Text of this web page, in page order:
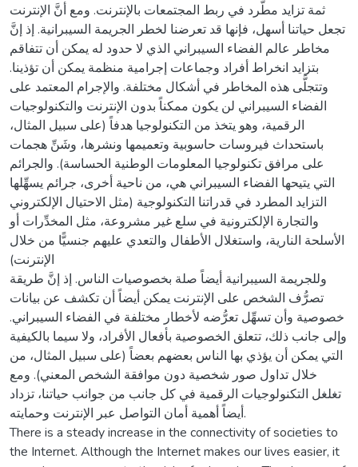
ثمة تزايد مطَّرد في ربط المجتمعات بالإنترنت. ومع أنَّ الإنترنت
تجعل حياتنا أسهل، فإنها قد تعرضنا لخطر الجريمة السيبرانية. إذ إنَّ
مخاطر عالم الفضاء السيبراني الذي لا حدود له يمكن أن تتفاقم
بتزايد انخراط أفراد وجماعات إجرامية منظمة يمكن أن تؤذينا.
وتتجلَّى هذه المخاطر في أشكال مختلفة. والإجرام المعتمد على
الفضاء السيبراني لن يكون ممكناً بدون الإنترنت والتكنولوجيات
الرقمية، وهو يتخذ من التكنولوجيا هدفاً (على سبيل المثال،
باستحداث فيروسات حاسوبية وتعميمها ونشرها، وشَنِّ هجمات
على مرافق تكنولوجيا المعلومات الوطنية الحساسة). والجرائم
التي يتيحها الفضاء السيبراني هي، من ناحية أخرى، جرائم يسهِّلها
التزايد المطرد في قدراتنا التكنولوجية (مثل الاحتيال الإلكتروني
والتجارة الإلكترونية في سلع غير مشروعة، مثل المخدِّرات أو
الأسلحة النارية، واستغلال الأطفال والتعدي عليهم جنسيًّا من خلال
الإنترنت)
وللجريمة السيبرانية أيضاً صلة بخصوصيات الناس. إذ إنَّ طريقة
تصرُّف الشخص على الإنترنت يمكن أيضاً أن تكشف عن بيانات
خصوصية وأن تسهِّل تعرُّضه لأخطار مختلفة في الفضاء السيبراني.
وإلى جانب ذلك، تتعلق الخصوصية بأفعال الأفراد، ولا سيما بالكيفية
التي يمكن أن يؤذي بها الناس بعضهم بعضاً (على سبيل المثال، من
خلال تداول صور شخصية دون موافقة الشخص المعني). ومع
تغلغل التكنولوجيات الرقمية في كل جانب من جوانب حياتنا، تزداد
أيضاً أهمية أمان التواصل عبر الإنترنت وحمايته.
There is a steady increase in the connectivity of societies to
the Internet. Although the Internet makes our lives easier, it